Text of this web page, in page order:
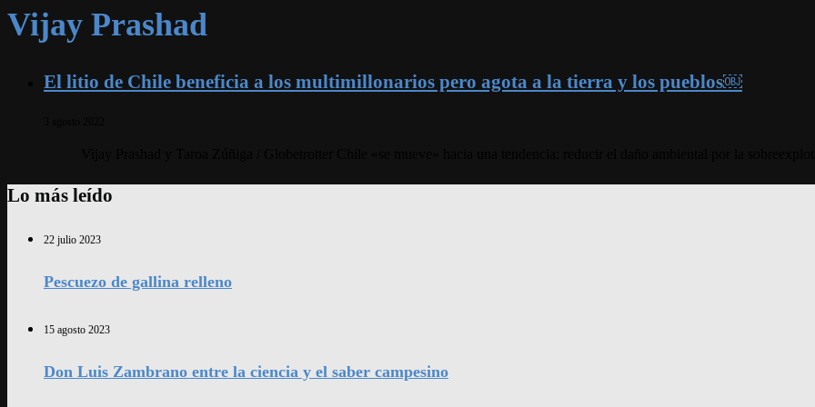
Vijay Prashad
El litio de Chile beneficia a los multimillonarios pero agota a la tierra y los pueblos￼
Lo más leído
22 julio 2023
Pescuezo de gallina relleno
15 agosto 2023
Don Luis Zambrano entre la ciencia y el saber campesino